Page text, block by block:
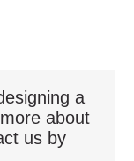
a
about
us by